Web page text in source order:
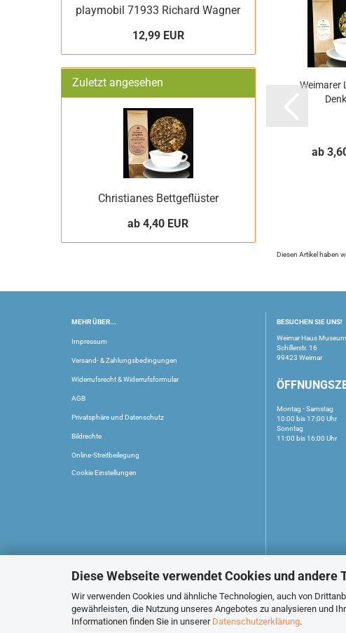
Diese Webseite verwendet Cookies und andere
Wir verwenden Cookies und ähnliche Technologien, auch von
gewährleisten, die Nutzung unseres Angebotes zu analysieren und
Informationen finden Sie in unserer Datenschutzerklärung.
Weimarer
ab
Diesen Artikel haben
playmobil 71933 Richard Wagner
12,99 EUR
Zuletzt angesehen
Christianes Bettgeflüster
ab 4,40 EUR
MEHR ÜBER...
Impressum
Versand- & Zahlungsbedingungen
Widerrufsrecht & Widerrufsformular
AGB
Privatsphäre und Datenschutz
Bildrechte
Online-Streitbeilegung
Cookie Einstellungen
BESUCHEN SIE UNS!
Weimar Haus
Schillerstr. 16
99423 Weimar
Montag - Samstag
10:00 bis 17:00 Uhr
Sonntag
11:00 bis 16:00 Uhr
Vertrag widerrufen